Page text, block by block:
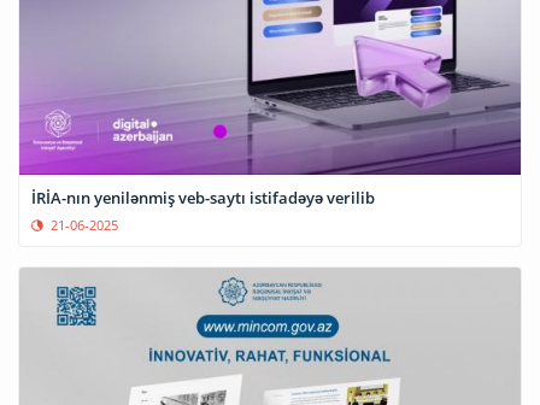
İRİA-nın yenilənmiş veb-saytı istifadəyə verilib
21-06-2025